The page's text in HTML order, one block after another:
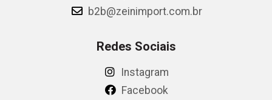
b2b@zeinimport.com.br
Redes Sociais
Instagram
Facebook